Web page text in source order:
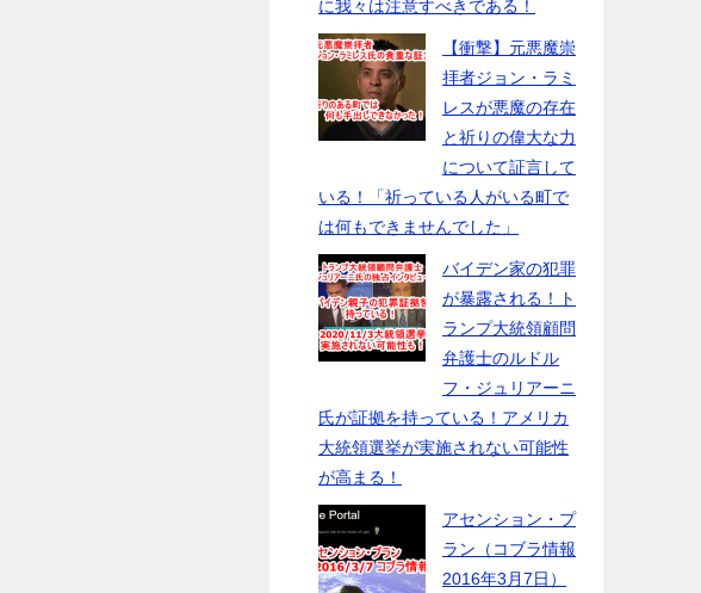
に我々は注意すべきである！
【衝撃】元悪魔崇
拝者ジョン・ラミ
レスが悪魔の存在
と祈りの偉大な力
について証言して
いる！「祈っている人がいる町で
は何もできませんでした」
バイデン家の犯罪
が暴露される！ト
ランプ大統領顧問
弁護士のルドル
フ・ジュリアーニ
氏が証拠を持っている！アメリカ
大統領選挙が実施されない可能性
が高まる！
アセンション・プ
ラン（コブラ情報
2016年3月7日）